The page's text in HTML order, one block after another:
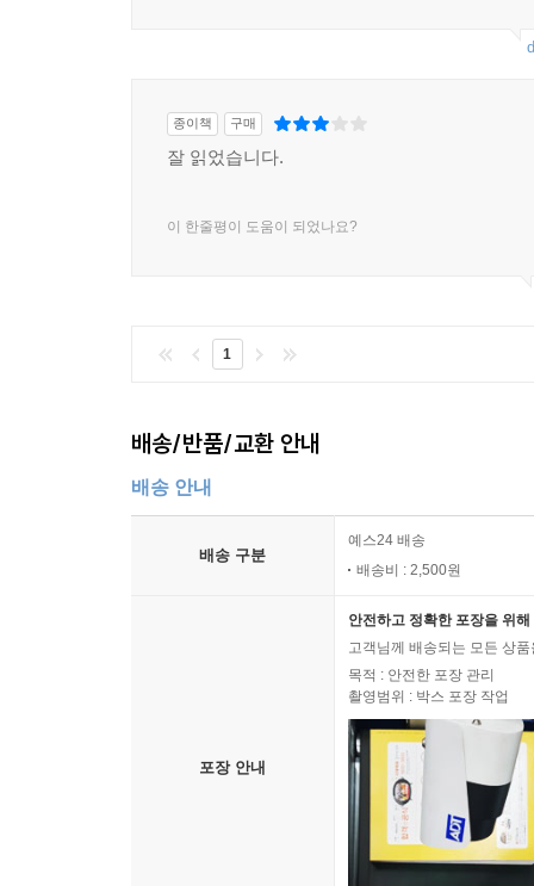
종이책 구매
잘 읽었습니다.
이 한줄평이 도움이 되었나요?
1
배송/반품/교환 안내
배송 안내
배송 구분
예스24 배송
배송비 : 2,500원
포장 안내
안전하고 정확한 포장을 위
고객님께 배송되는 모든 상
목적 : 안전한 포장 관리
촬영범위 : 박스 포장 작업